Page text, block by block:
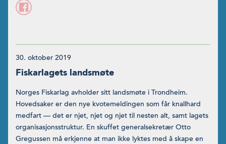
30. oktober 2019
Fiskarlagets landsmøte
Norges Fiskarlag avholder sitt landsmøte i Trondheim.
Hovedsaker er den nye kvotemeldingen som får knallhard
medfart — det er njet, njet og njet til nesten alt, samt lagets
organisasjonsstruktur. En skuffet generalsekretær Otto
Gregussen må erkjenne at man ikke lyktes med å skape en